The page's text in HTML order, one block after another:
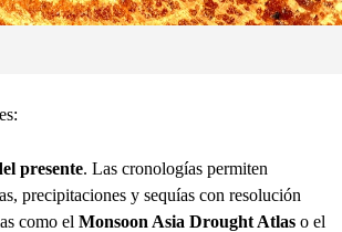
presente. Las cronologías permiten
precipitaciones y sequías con resolución
como el Monsoon Asia Drought Atlas o el